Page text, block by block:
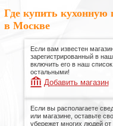
Где купить кухонную
в Москве
Если вам известен
зарегистрированный в
включить его в наш
остальными!
Добавить магазин
Если вы располагаете
или магазине, оставьте
убережет многих людей от